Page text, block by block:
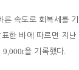
른 속도로 회복세를
표한 바에 따르면 지난
9,000t을 기록했다.